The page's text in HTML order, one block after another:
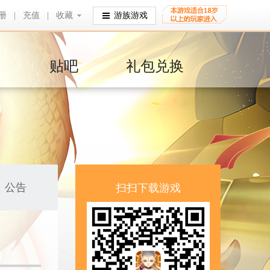
充值 收藏
收藏 游族游戏
贴吧 礼包兑换
公告 扫扫下载游戏